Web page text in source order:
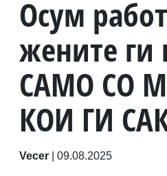
Осум
жените ги
САМО СО
КОИ ГИ
Vecer 09.08.2025